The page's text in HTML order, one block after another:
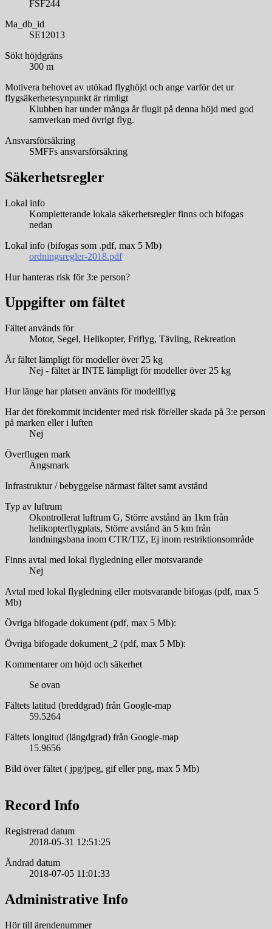
FSF244
Ma_db_id
SE12013
Sökt höjdgräns
300 m
Motivera behovet av utökad flyghöjd och ange varför det ur
flygsäkerhetesynpunkt är rimligt
Klubben har under många år flugit på denna höjd med god
samverkan med övrigt flyg.
Ansvarsförsäkring
SMFFs ansvarsförsäkring
Säkerhetsregler
Lokal info
Kompletterande lokala säkerhetsregler finns och bifogas
nedan
Lokal info (bifogas som .pdf, max 5 Mb)
ordningsregler-2018.pdf
Hur hanteras risk för 3:e person?
Uppgifter om fältet
Fältet används för
Motor, Segel, Helikopter, Friflyg, Tävling, Rekreation
Är fältet lämpligt för modeller över 25 kg
Nej - fältet är INTE lämpligt för modeller över 25 kg
Hur länge har platsen använts för modellflyg
Har det förekommit incidenter med risk för/eller skada på 3:e person
på marken eller i luften
Nej
Överflugen mark
Ängsmark
Infrastruktur / bebyggelse närmast fältet samt avstånd
Typ av luftrum
Okontrollerat luftrum G, Större avstånd än 1km från
helikopterflygplats, Större avstånd än 5 km från
landningsbana inom CTR/TIZ, Ej inom restriktionsområde
Finns avtal med lokal flygledning eller motsvarande
Nej
Avtal med lokal flygledning eller motsvarande bifogas (pdf, max 5
Mb)
Övriga bifogade dokument (pdf, max 5 Mb):
Övriga bifogade dokument_2 (pdf, max 5 Mb):
Kommentarer om höjd och säkerhet
Se ovan
Fältets latitud (breddgrad) från Google-map
59.5264
Fältets longitud (längdgrad) från Google-map
15.9656
Bild över fältet ( jpg/jpeg, gif eller png, max 5 Mb)
Record Info
Registrerad datum
2018-05-31 12:51:25
Ändrad datum
2018-07-05 11:01:33
Administrative Info
Hör till ärendenummer